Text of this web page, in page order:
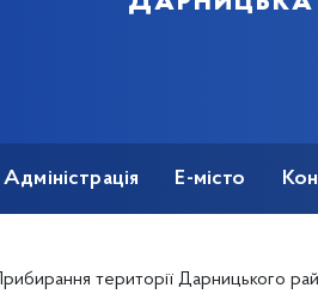
Адміністрація Е-місто
Прибирання території Дарницького району проводиться